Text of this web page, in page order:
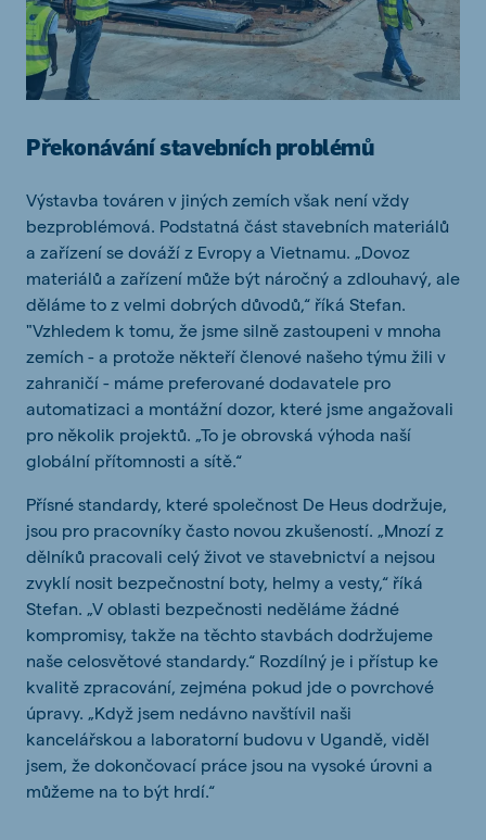
Překonávání stavebních problémů
Výstavba továren v jiných zemích však není vždy
bezproblémová. Podstatná část stavebních materiálů
a zařízení se dováží z Evropy a Vietnamu. „Dovoz
materiálů a zařízení může být náročný a zdlouhavý, ale
děláme to z velmi dobrých důvodů,“ říká Stefan.
"Vzhledem k tomu, že jsme silně zastoupeni v mnoha
zemích - a protože někteří členové našeho týmu žili v
zahraničí - máme preferované dodavatele pro
automatizaci a montážní dozor, které jsme angažovali
pro několik projektů. „To je obrovská výhoda naší
globální přítomnosti a sítě.“
Přísné standardy, které společnost De Heus dodržuje,
jsou pro pracovníky často novou zkušeností. „Mnozí z
dělníků pracovali celý život ve stavebnictví a nejsou
zvyklí nosit bezpečnostní boty, helmy a vesty,“ říká
Stefan. „V oblasti bezpečnosti neděláme žádné
kompromisy, takže na těchto stavbách dodržujeme
naše celosvětové standardy.“ Rozdílný je i přístup ke
kvalitě zpracování, zejména pokud jde o povrchové
úpravy. „Když jsem nedávno navštívil naši
kancelářskou a laboratorní budovu v Ugandě, viděl
jsem, že dokončovací práce jsou na vysoké úrovni a
můžeme na to být hrdí.“